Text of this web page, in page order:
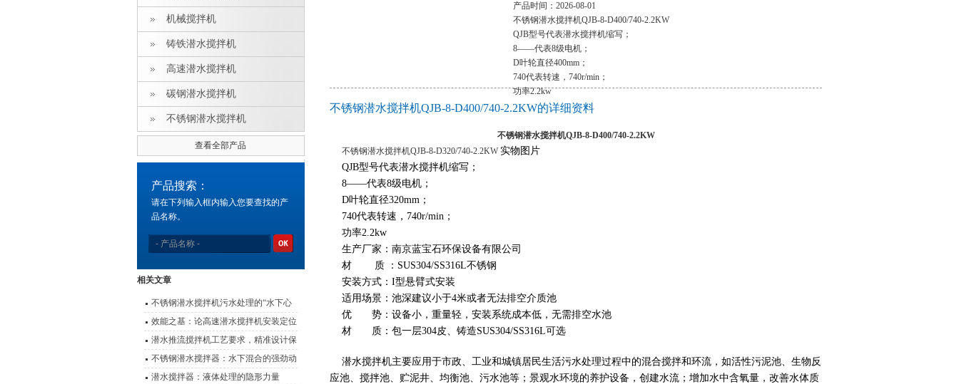
机械搅拌机
铸铁潜水搅拌机
高速潜水搅拌机
碳钢潜水搅拌机
不锈钢潜水搅拌机
查看全部产品
产品搜索：
请在下列输入框内输入您要查找的产
品名称。
相关文章
不锈钢潜水搅拌机污水处理的“水下心
脏”
效能之基：论高速潜水搅拌机安装定位
的科学要诀
潜水推流搅拌机工艺要求，精准设计保
障水处理效能
不锈钢潜水搅拌器：水下混合的强劲动
力
潜水搅拌器：液体处理的隐形力量
产品时间：2026-08-01
不锈钢潜水搅拌机QJB-8-D400/740-2.2KW
QJB型号代表潜水搅拌机缩写；
8——代表8级电机；
D叶轮直径400mm；
740代表转速，740r/min；
功率2.2kw
不锈钢潜水搅拌机QJB-8-D400/740-2.2KW的详细资料
不锈钢潜水搅拌机QJB-8-D400/740-2.2KW
不锈钢潜水搅拌机QJB-8-D320/740-2.2KW实物图片
QJB型号代表潜水搅拌机缩写；
8——代表8级电机；
D叶轮直径320mm；
740代表转速，740r/min；
功率2.2kw
生产厂家：南京蓝宝石环保设备有限公司
材
质 ： SUS304/SS316L不锈钢
安装方式：I型悬臂式安装
适用场景：池深建议小于4米或者无法排空介质池
优
势：设备小，重量轻，安装系统成本低，无需排空水池
材
质：包一层304皮、铸造SUS304/SS316L可选
潜水搅拌机主要应用于市政、工业和城镇居民生活污水处理过程中的混合搅拌和环流，如活性污泥池、生物反
应池、搅拌池、贮泥井、均衡池、污水池等；景观水环境的养护设备，创建水流；增加水中含氧量，改善水体质